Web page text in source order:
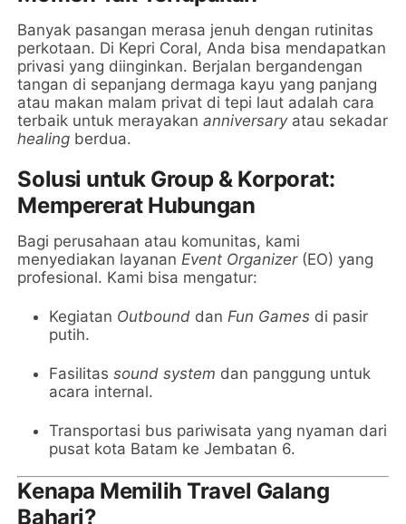
Banyak pasangan merasa jenuh dengan rutinitas
perkotaan. Di Kepri Coral, Anda bisa mendapatkan
privasi yang diinginkan. Berjalan bergandengan
tangan di sepanjang dermaga kayu yang panjang
atau makan malam privat di tepi laut adalah cara
terbaik untuk merayakananniversaryatau sekadar
healing berdua.
Solusi untuk Group & Korporat:
Mempererat Hubungan
Bagi perusahaan atau komunitas, kami
menyediakan layanan Event Organizer(EO) yang
profesional. Kami bisa mengatur:
Kegiatan Outbound dan Fun Games di pasir
putih.
Fasilitassound system dan panggung untuk
acara internal.
Transportasi bus pariwisata yang nyaman dari
pusat kota Batam ke Jembatan 6.
Kenapa Memilih Travel Galang
Bahari?